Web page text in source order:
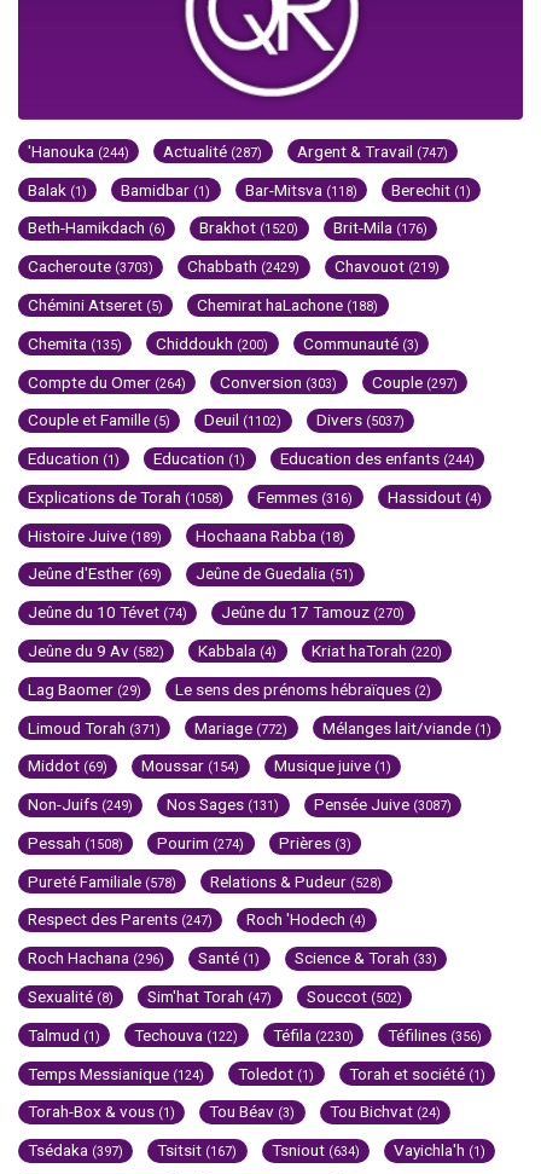
'Hanouka (244) Actualité (287) Argent & Travail (747)
Balak (1) Bamidbar (1) Bar-Mitsva (118) Berechit (1)
Beth-Hamikdach (6) Brakhot (1520) Brit-Mila (176)
Cacheroute (3703) Chabbath (2429) Chavouot (219)
Chémini Atseret (5) Chemirat haLachone (188)
Chemita (135) Chiddoukh (200) Communauté (3)
Compte du Omer (264) Conversion (303) Couple (297)
Couple et Famille (5) Deuil (1102) Divers (5037)
Education (1) Education (1) Education des enfants (244)
Explications de Torah (1058) Femmes (316) Hassidout (4)
Histoire Juive (189) Hochaana Rabba (18)
Jeûne d'Esther (69) Jeûne de Guedalia (51)
Jeûne du 10 Tévet (74) Jeûne du 17 Tamouz (270)
Jeûne du 9 Av (582) Kabbala (4) Kriat haTorah (220)
Lag Baomer (29) Le sens des prénoms hébraïques (2)
Limoud Torah (371) Mariage (772) Mélanges lait/viande (1)
Middot (69) Moussar (154) Musique juive (1)
Non-Juifs (249) Nos Sages (131) Pensée Juive (3087)
Pessah (1508) Pourim (274) Prières (3)
Pureté Familiale (578) Relations & Pudeur (528)
Respect des Parents (247) Roch 'Hodech (4)
Roch Hachana (296) Santé (1) Science & Torah (33)
Sexualité (8) Sim'hat Torah (47) Souccot (502)
Talmud (1) Techouva (122) Téfila (2230) Téfilines (356)
Temps Messianique (124) Toledot (1) Torah et société (1)
Torah-Box & vous (1) Tou Béav (3) Tou Bichvat (24)
Tsédaka (397) Tsitsit (167) Tsniout (634) Vayichla'h (1)